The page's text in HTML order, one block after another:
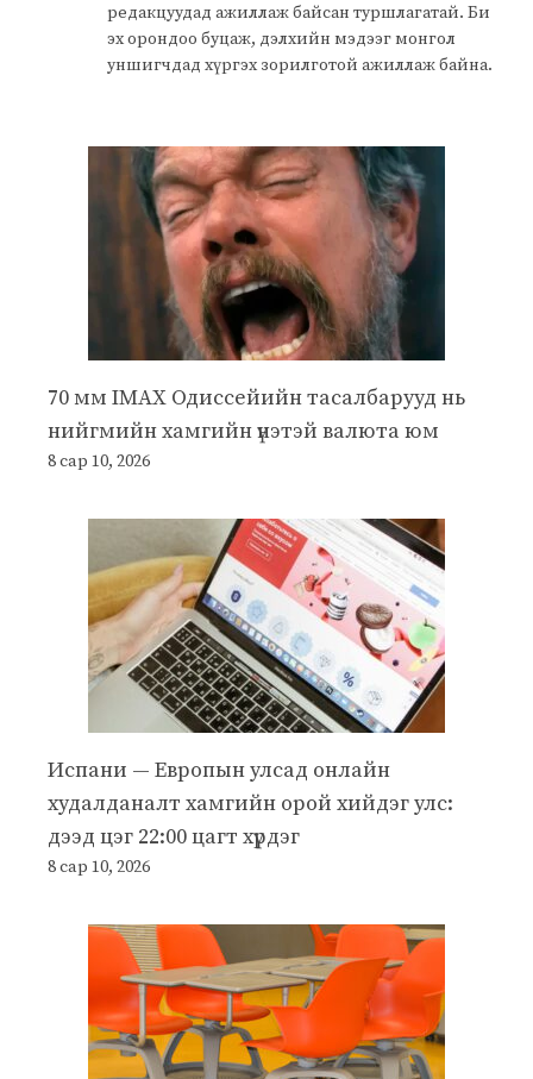
редакцуудад ажиллаж байсан туршлагатай. Би
эх орондоо буцаж, дэлхийн мэдээг монгол
уншигчдад хүргэх зорилготой ажиллаж байна.
70 мм IMAX Одиссейийн тасалбарууд нь
нийгмийн хамгийн үнэтэй валюта юм
8 сар 10, 2026
Испани — Европын улсад онлайн
худалданалт хамгийн орой хийдэг улс:
дээд цэг 22:00 цагт хүрдэг
8 сар 10, 2026